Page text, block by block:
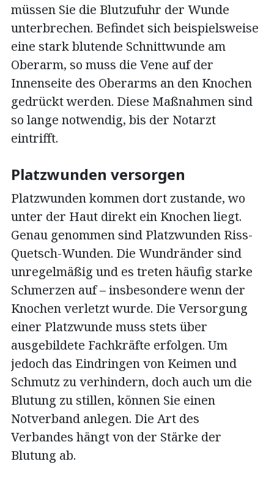
müssen Sie die Blutzufuhr der Wunde
unterbrechen. Befindet sich beispielsweise
eine stark blutende Schnittwunde am
Oberarm, so muss die Vene auf der
Innenseite des Oberarms an den Knochen
gedrückt werden. Diese Maßnahmen sind
so lange notwendig, bis der Notarzt
eintrifft.
Platzwunden versorgen
Platzwunden kommen dort zustande, wo
unter der Haut direkt ein Knochen liegt.
Genau genommen sind Platzwunden Riss-
Quetsch-Wunden. Die Wundränder sind
unregelmäßig und es treten häufig starke
Schmerzen auf – insbesondere wenn der
Knochen verletzt wurde. Die Versorgung
einer Platzwunde muss stets über
ausgebildete Fachkräfte erfolgen. Um
jedoch das Eindringen von Keimen und
Schmutz zu verhindern, doch auch um die
Blutung zu stillen, können Sie einen
Notverband anlegen. Die Art des
Verbandes hängt von der Stärke der
Blutung ab.